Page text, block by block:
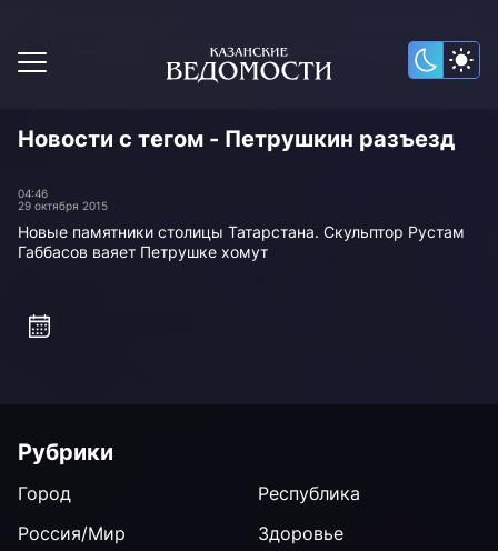
Новости с тегом - Петрушкин разъезд
04:46
29 октября 2015
Новые памятники столицы Татарстана. Скульптор Рустам
Габбасов ваяет Петрушке хомут
Рубрики
Город
Республика
Россия/Мир
Здоровье